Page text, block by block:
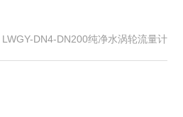
LWGY-DN4-DN200纯净水涡轮流量计